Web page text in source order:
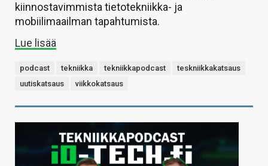
kiinnostavimmista tietotekniikka- ja
mobiilimaailman tapahtumista.
Lue lisää
podcast tekniikka tekniikkapodcast
teskniikkakatsaus
uutiskatsaus
viikkokatsaus